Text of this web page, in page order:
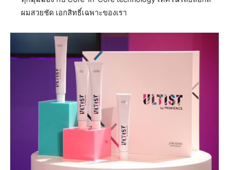
ผมสวยชัด เอกสิทธิ์เฉพาะของเรา